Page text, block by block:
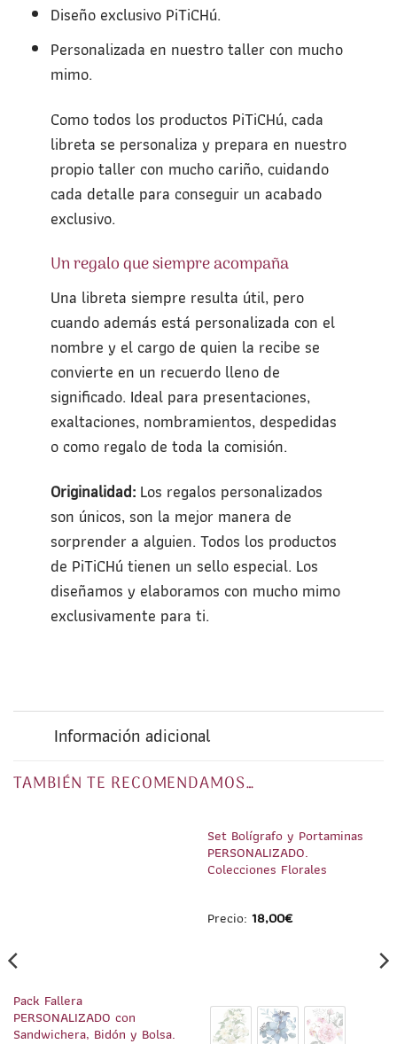
Diseño exclusivo PiTiCHú.
Personalizada en nuestro taller con mucho
mimo.
Como todos los productos PiTiCHú, cada
libreta se personaliza y prepara en nuestro
propio taller con mucho cariño, cuidando
cada detalle para conseguir un acabado
exclusivo.
Un regalo que siempre acompaña
Una libreta siempre resulta útil, pero
cuando además está personalizada con el
nombre y el cargo de quien la recibe se
convierte en un recuerdo lleno de
significado. Ideal para presentaciones,
exaltaciones, nombramientos, despedidas
o como regalo de toda la comisión.
Originalidad:Los regalos personalizados
son únicos, son la mejor manera de
sorprender a alguien. Todos los productos
de PiTiCHú tienen un sello especial. Los
diseñamos y elaboramos con mucho mimo
exclusivamente para ti.
Información adicional
TAMBIÉN TE RECOMENDAMOS…
Pack Fallera
PERSONALIZADO con
Sandwichera, Bidón y Bolsa.
Set Bolígrafo y Portaminas
PERSONALIZADO.
Colecciones Florales
Precio: 18,00€